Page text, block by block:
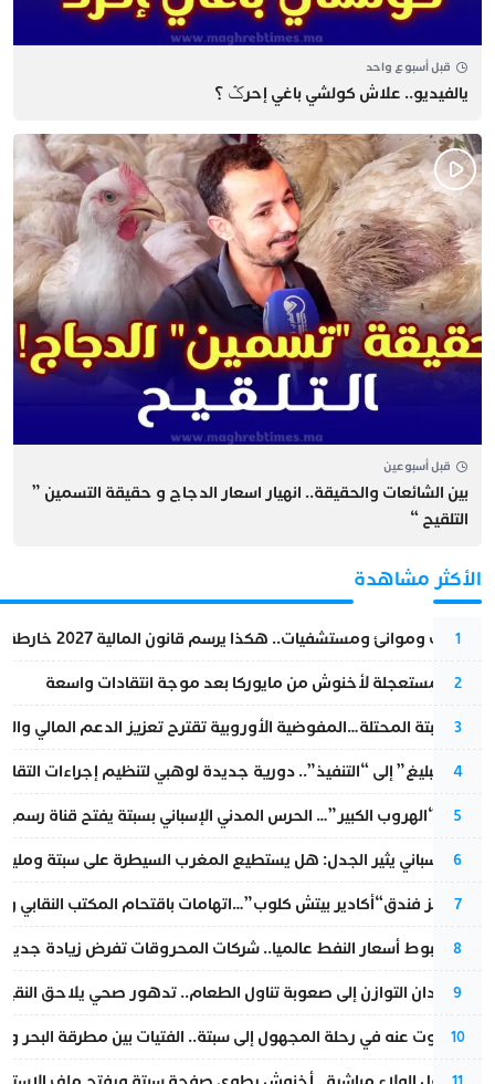
قبل أسبوع واحد
يالفيديو.. علاش كولشي باغي إحرݣ ؟
قبل أسبوعين
بين الشائعات والحقيقة.. انهيار اسعار الدجاج و حقيقة التسمين ”
التلقيح “
الأكثر مشاهدة
1
قطارات وموانئ ومستشفيات.. هكذا يرسم قانون المالية 2027 خارطة المغرب المقبل
2
عودة مستعجلة لأخنوش من مايوركا بعد موجة انتقادات واسعة
3
أزمة سبتة المحتلة…المفوضية الأوروبية تقترح تعزيز الدعم المالي
4
من “التبليغ” إلى “التنفيذ”.. دورية جديدة لوهبي لتنظيم إجراءات
5
عملية “الهروب الكبير”… الحرس المدني الإسباني بسبتة يفتح قناة
6
تقرير إسباني يثير الجدل: هل يستطيع المغرب السيطرة على سبتة
7
أزمة تهز فندق“أكادير بيتش كلوب”…اتهامات باقتحام المكتب النقابي
8
رغم هبوط أسعار النفط عالميا.. شركات المحروقات تفرض زيادة
9
من فقدان التوازن إلى صعوبة تناول الطعام.. تدهور صحي يلاحق النقيب
10
المسكوت عنه في رحلة المجهول إلى سبتة.. الفتيات بين مطرقة البحر